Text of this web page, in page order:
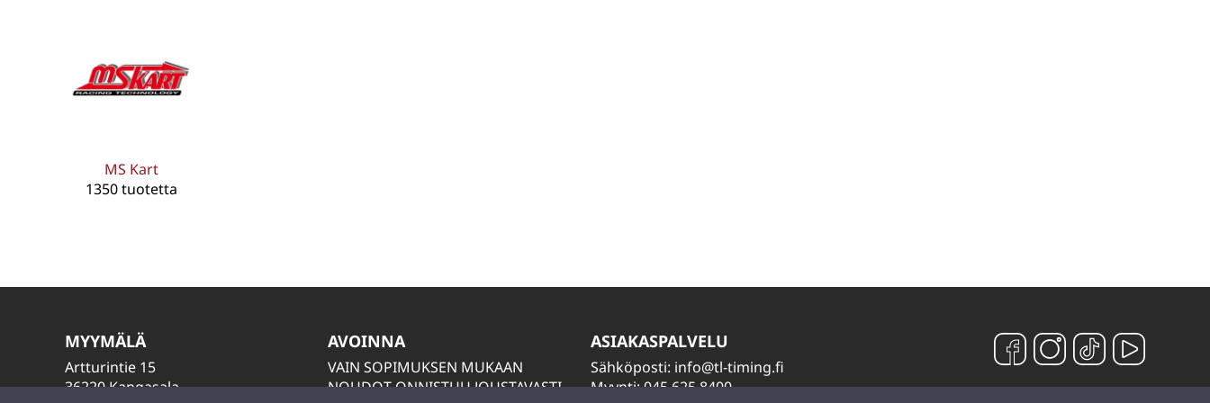
MS Kart
1350 tuotetta
MYYMÄLÄ
Artturintie 15
36220 Kangasala
AVOINNA
VAIN SOPIMUKSEN MUKAAN
NOUDOT ONNISTUU JOUSTAVASTI
ASIAKASPALVELU
Sähköposti: info@tl-timing.fi
Myynti: 045 625 8400